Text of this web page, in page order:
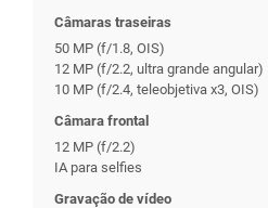
Câmaras traseiras
50 MP (f/1.8, OIS)
12 MP (f/2.2, ultra grande angular)
10 MP (f/2.4, teleobjetiva x3, OIS)
Câmara frontal
12 MP (f/2.2)
IA para selfies
Gravação de vídeo